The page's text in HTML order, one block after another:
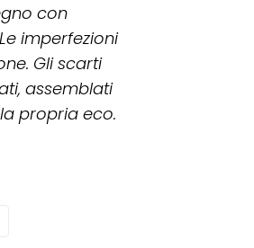
con
imperfezioni
Gli scarti
assemblati
propria eco.